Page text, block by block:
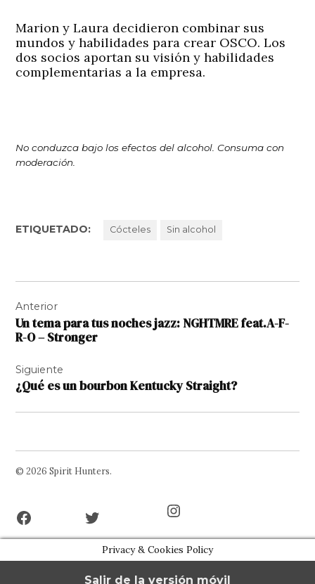
Marion y Laura decidieron combinar sus
mundos y habilidades para crear OSCO. Los
dos socios aportan su visión y habilidades
complementarias a la empresa.
No conduzca bajo los efectos del alcohol. Consuma con
moderación.
ETIQUETADO: Cócteles Sin alcohol
de
entradas
Anterior
Un tema para tus noches jazz: NGHTMRE feat.A-F-
R-O – Stronger
Siguiente
¿Qué es un bourbon Kentucky Straight?
© 2026 Spirit Hunters.
Privacy & Cookies Policy
Salir de la versión móvil